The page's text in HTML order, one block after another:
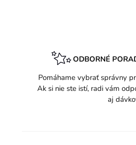
ODBORNÉ
Pomáhame vybrať správny
Ak si nie ste istí, radi vám
aj